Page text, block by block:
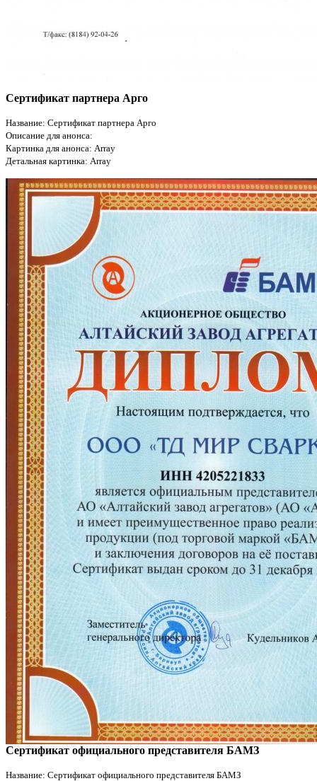
Сертификат партнера Арго
Название: Сертификат партнера Арго
Описание для анонса:
Картинка для анонса: Array
Детальная картинка: Array
Сертификат официального представителя БАМЗ
Название: Сертификат официального представителя БАМЗ